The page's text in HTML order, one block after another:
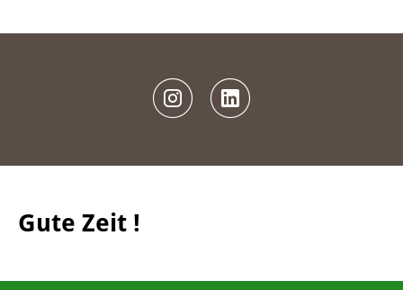
Gute Zeit !